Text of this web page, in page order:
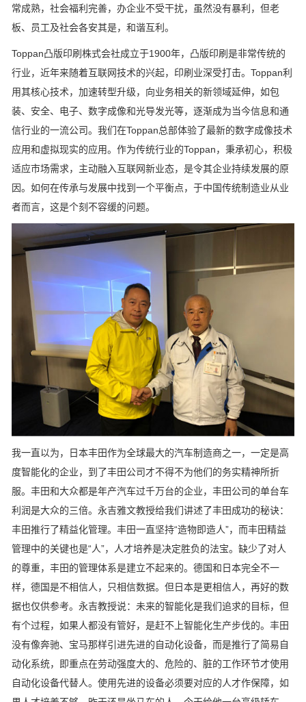
常成熟，社会福利完善，办企业不受干扰，虽然没有暴利，但老
板、员工及社会各安其是，和谐互利。
Toppan凸版印刷株式会社成立于1900年，凸版印刷是非常传统的
行业，近年来随着互联网技术的兴起，印刷业深受打击。Toppan利
用其核心技术，加速转型升级，向业务相关的新领域延伸，如包
装、安全、电子、数字成像和光导发光等，逐渐成为当今信息和通
信行业的一流公司。我们在Toppan总部体验了最新的数字成像技术
应用和虚拟现实的应用。作为传统行业的Toppan，秉承初心，积极
适应市场需求，主动融入互联网新业态，是令其企业持续发展的原
因。如何在传承与发展中找到一个平衡点，于中国传统制造业从业
者而言，这是个刻不容缓的问题。
我一直以为，日本丰田作为全球最大的汽车制造商之一，一定是高
度智能化的企业，到了丰田公司才不得不为他们的务实精神所折
服。丰田和大众都是年产汽车过千万台的企业，丰田公司的单台车
利润是大众的三倍。永吉雅文教授给我们讲述了丰田成功的秘诀：
丰田推行了精益化管理。丰田一直坚持“造物即造人”，而丰田精益
管理中的关键也是“人”，人才培养是决定胜负的法宝。缺少了对人
的尊重，丰田的管理体系是建立不起来的。德国和日本完全不一
样，德国是不相信人，只相信数据。但日本是更相信人，再好的数
据也仅供参考。永吉教授说：未来的智能化是我们追求的目标，但
有个过程，如果人都没有管好，是赶不上智能化生产步伐的。丰田
没有像奔驰、宝马那样引进先进的自动化设备，而是推行了简易自
动化系统，即重点在劳动强度大的、危险的、脏的工作环节才使用
自动化设备代替人。使用先进的设备必须要对应的人才作保障，如